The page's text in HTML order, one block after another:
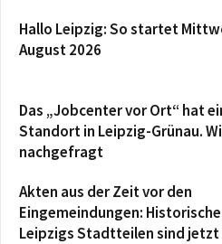
Hallo Leipzig: So startet
August 2026
Das „Jobcenter vor Ort“ hat
Standort in Leipzig-Grünau.
nachgefragt
Akten aus der Zeit vor den
Eingemeindungen:
Leipzigs Stadtteilen sind jetzt